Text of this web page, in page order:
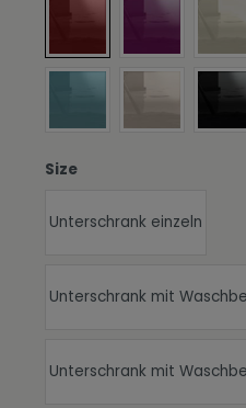
Sizeauswählen
Unterschrank einzeln
Unterschrank mit
Unterschrank mit